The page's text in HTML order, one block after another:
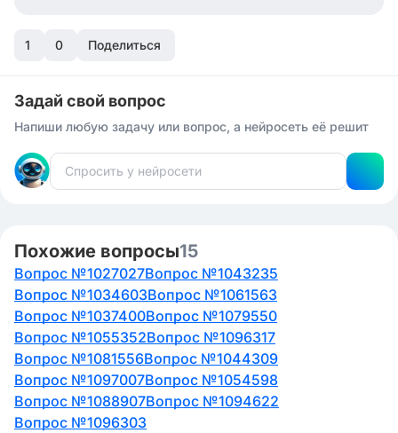
1 0 Поделиться
Задай свой вопрос
Напиши любую задачу или вопрос, а нейросеть её решит
Похожие вопросы15
Вопрос №1027027Вопрос №1043235
Вопрос №1034603Вопрос №1061563
Вопрос №1037400Вопрос №1079550
Вопрос №1055352Вопрос №1096317
Вопрос №1081556Вопрос №1044309
Вопрос №1097007Вопрос №1054598
Вопрос №1088907Вопрос №1094622
Вопрос №1096303